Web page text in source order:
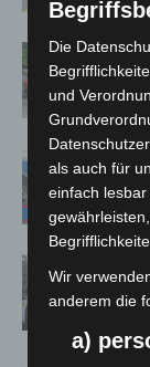
Die
und
als auch für
einfach
Wir
anderem die
a)